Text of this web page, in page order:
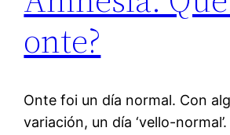
onte?
Onte foi un día normal. Con
variación, un día ‘vello-